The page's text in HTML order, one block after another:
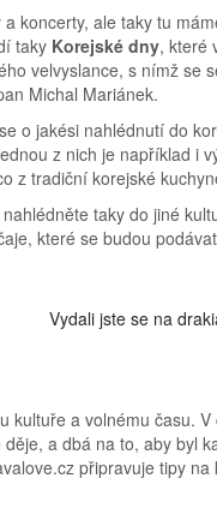
koncerty, ale taky tu
taky Korejské dny, které
velvyslance, s nímž se
Michal Mariánek.
o jakési nahlédnutí do
z nich je například i
z tradiční korejské
taky do jiné
které se budou podávat
Vydali jste se na
kultuře a volnému času. V
a dbá na to, aby byl
připravuje tipy na